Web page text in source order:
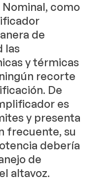
como
de
las
y térmicas
recorte
De
es
y presenta
frecuente, su
debería
de
altavoz.